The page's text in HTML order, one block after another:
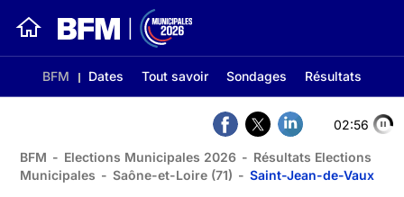
BFM Dates Tout savoir Sondages Résultats
02:56
BFM - Elections Municipales 2026 - Résultats Elections
Municipales - Saône-et-Loire (71) - Saint-Jean-de-Vaux